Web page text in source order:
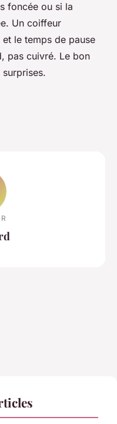
foncée ou si la
Un coiffeur
le temps de pause
pas cuivré. Le bon